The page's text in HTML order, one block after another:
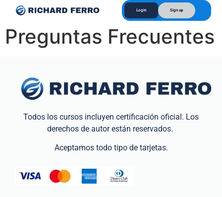
Login Sign up
Preguntas Frecuentes
Todos los cursos incluyen certificación oficial. Los
derechos de autor están reservados.
Aceptamos todo tipo de tarjetas.